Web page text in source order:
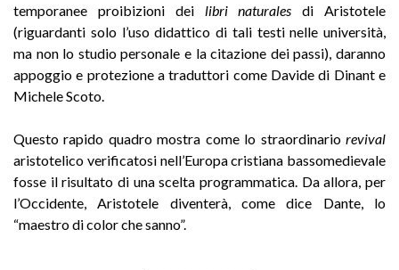
temporanee proibizioni dei libri naturales di Aristotele
(riguardanti solo l’uso didattico di tali testi nelle università,
ma non lo studio personale e la citazione dei passi), daranno
appoggio e protezione a traduttori come Davide di Dinant e
Michele Scoto.
Questo rapido quadro mostra come lo straordinario revival
aristotelico verificatosi nell’Europa cristiana bassomedievale
fosse il risultato di una scelta programmatica. Da allora, per
l’Occidente, Aristotele diventerà, come dice Dante, lo
“maestro di color che sanno”.